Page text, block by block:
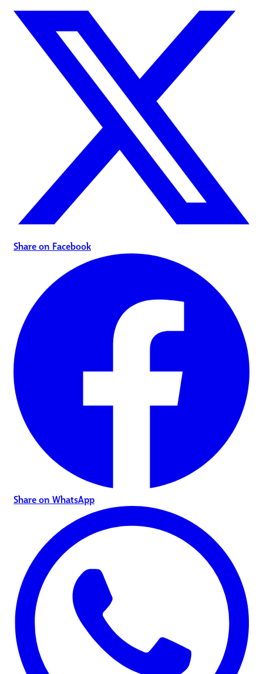
Share on Facebook
Share on WhatsApp